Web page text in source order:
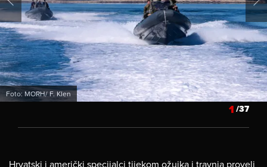
Foto: MORH/ F. Klen
1/37
Hrvatski i američki specijalci tijekom ožujka i travnja proveli